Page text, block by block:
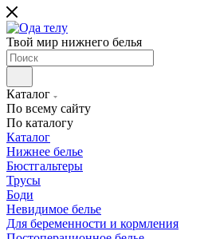
Твой мир нижнего белья
Каталог
По всему сайту
По каталогу
Каталог
Нижнее белье
Бюстгальтеры
Трусы
Боди
Невидимое белье
Для беременности и кормления